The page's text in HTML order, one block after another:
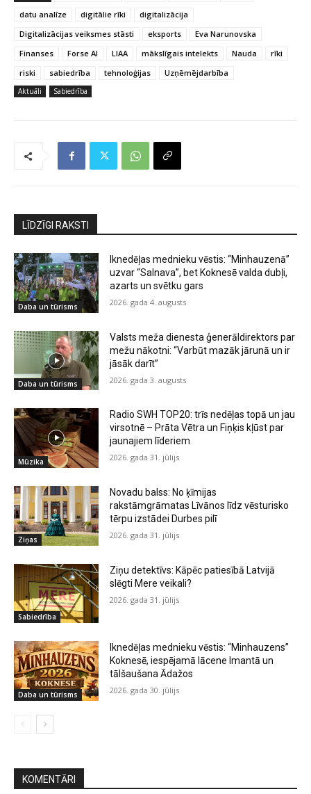
datu analīze
digitālie rīki
digitalizācija
Digitalizācijas veiksmes stāsti
eksports
Eva Narunovska
Finanses
Forse AI LIAA mākslīgais intelekts Nauda
rīki
riski
sabiedrība tehnoloģijas Uzņēmējdarbība
Aktuāli Sabiedrība
LĪDZĪGI RAKSTI
Daba un tūrisms
Iknedēļas mednieku vēstis: “Minhauzenā”
uzvar “Salnava”, bet Koknesē valda dubļi,
azarts un svētku gars
2026. gada 4. augusts
Daba un tūrisms
Valsts meža dienesta ģenerāldirektors par
mežu nākotni: “Varbūt mazāk jārunā un ir
jāsāk darīt”
2026. gada 3. augusts
Mūzika
Radio SWH TOP20: trīs nedēļas topā un jau
virsotnē – Prāta Vētra un Fiņķis kļūst par
jaunajiem līderiem
2026. gada 31. jūlijs
Ziņas
Novadu balss: No ķīmijas
rakstāmgrāmatas Līvānos līdz vēsturisko
tērpu izstādei Durbes pilī
2026. gada 31. jūlijs
Sabiedrība
Ziņu detektīvs: Kāpēc patiesībā Latvijā
slēgti Mere veikali?
2026. gada 31. jūlijs
Daba un tūrisms
Iknedēļas mednieku vēstis: “Minhauzens”
Koknesē, iespējamā lācene Imantā un
tālšaušana Ādažos
2026. gada 30. jūlijs
KOMENTĀRI